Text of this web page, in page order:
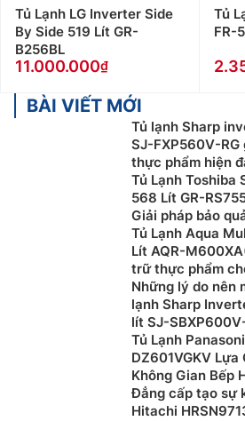
Tủ Lạnh LG Inverter Side
By Side 519 Lít GR-
B256BL
11.000.000
Tủ
FR-
BÀI VIẾT MỚI
Tủ lạnh Sharp
SJ-FXP560V-RG
thực phẩm hiện
Tủ Lạnh Toshiba
568 Lít GR-
Giải pháp bảo
Tủ Lạnh Aqua
Lít AQR-
trữ thực phẩm
Những lý do nên
lạnh Sharp
lít SJ-
Tủ Lạnh
DZ601VGKV Lựa
Không Gian Bếp
Đẳng cấp tạo sự
Hitachi